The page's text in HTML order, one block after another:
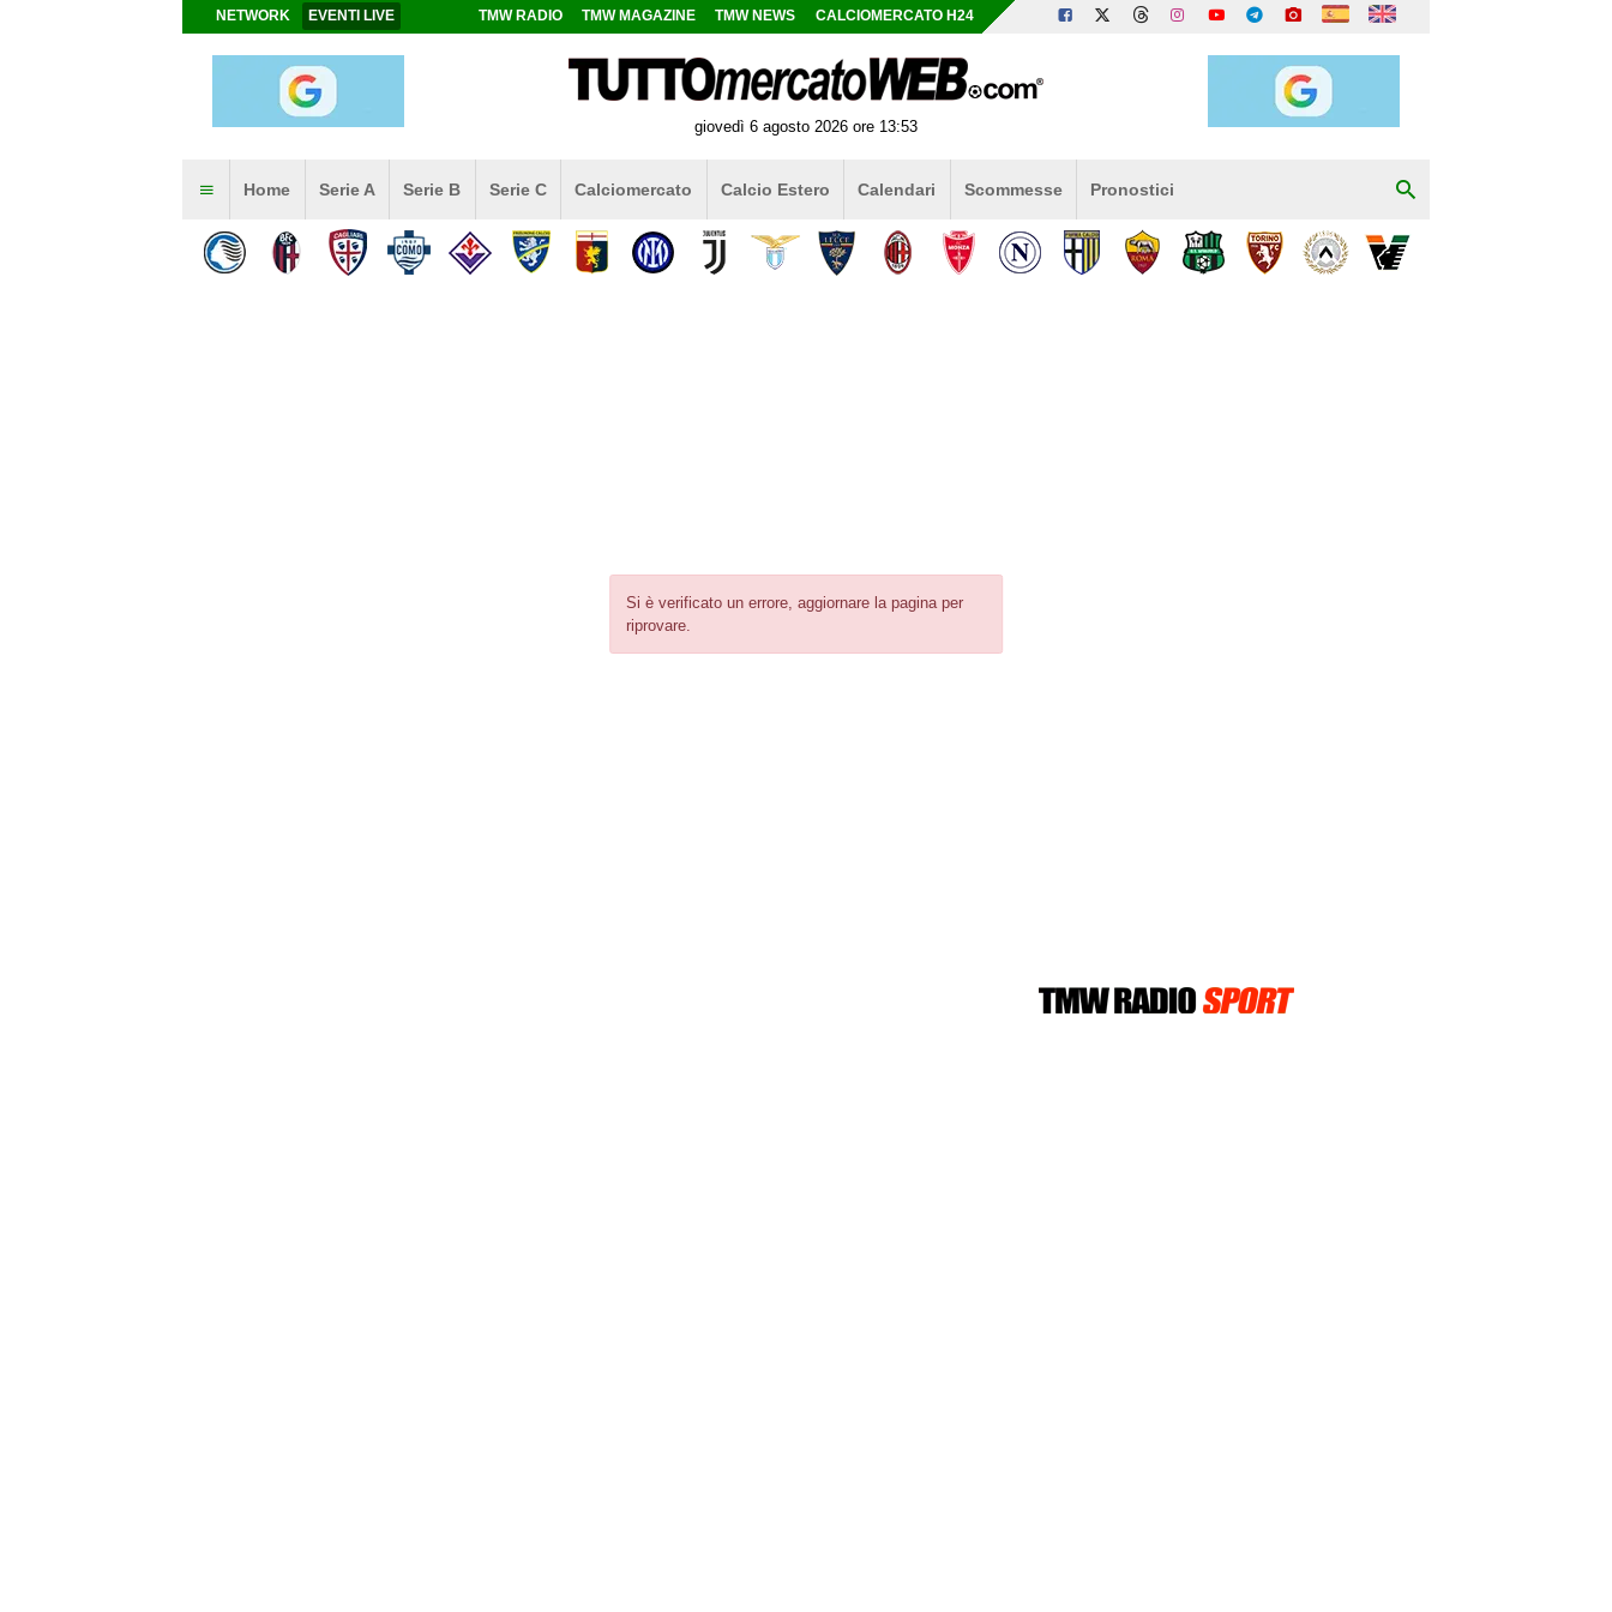
Si è verificato un errore, aggiornare la pagina per
riprovare.
NETWORK EVENTI LIVE TMW RADIO TMW MAGAZINE TMW NEWS CALCIOMERCATO H24
giovedì 6 agosto 2026 ore 13:53
Home Serie A Serie B Serie C Calciomercato Calcio Estero Calendari Scommesse Pronostici